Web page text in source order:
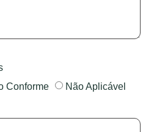
Conforme Não Aplicável